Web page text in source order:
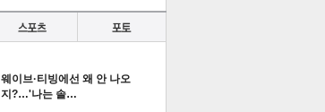
웨이브·티빙에선 왜 안 나오
지?…'나는 솔…